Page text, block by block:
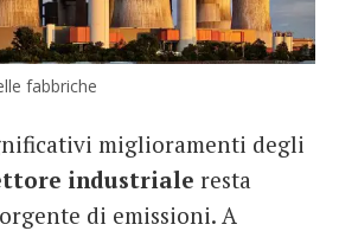
fabbriche
miglioramenti degli
industriale resta
di emissioni. A